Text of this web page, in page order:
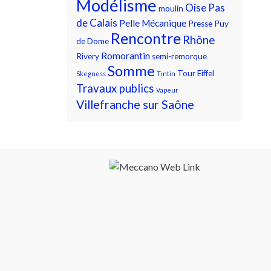
Modélisme moulin Oise Pas
de Calais Pelle Mécanique Presse Puy
de Dome Rencontre Rhône
Rivery Romorantin semi-remorque
Skegness Somme Tintin Tour Eiffel
Travaux publics Vapeur
Villefranche sur Saône